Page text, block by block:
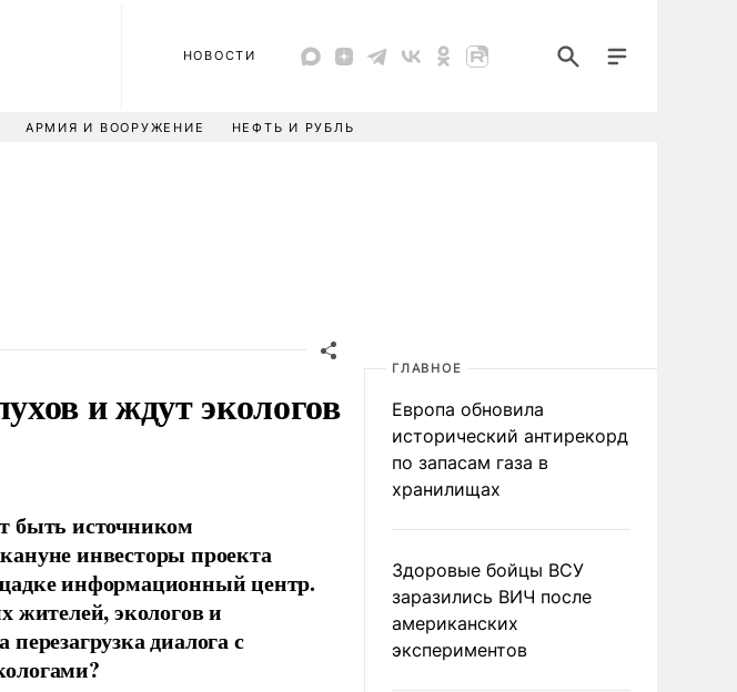
НОВОСТИ
АРМИЯ И ВООРУЖЕНИЕ НЕФТЬ И РУБЛЬ
и ждут экологов
быть источником
инвесторы проекта
информационный центр.
жителей, экологов и
диалога с
ГЛАВНОЕ
Европа обновила
исторический антирекорд
по запасам газа в
хранилищах
Здоровые бойцы ВСУ
заразились ВИЧ после
американских
экспериментов